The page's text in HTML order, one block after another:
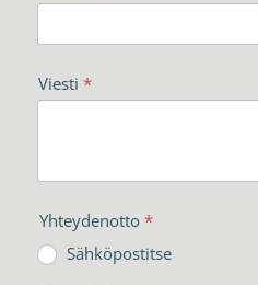
Viesti *
Yhteydenotto*
Sähköpostitse